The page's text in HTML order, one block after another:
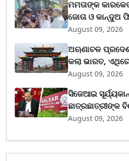
ମମତାଙ୍କ
ଜୋତା ଓ କାନ୍ଦୁଅ
August 09, 2026
ଅଋଣାଚଳ
କଲା ଭାରତ,
August 09, 2026
ସିଜେଆଇ
ଛାତ୍ରଛାତ୍ରୀଙ୍କ
August 09, 2026